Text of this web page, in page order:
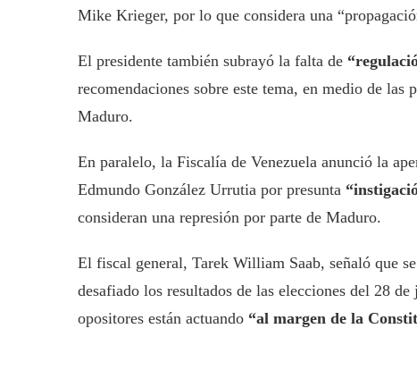
Mike Krieger, por lo que considera una
El presidente también subrayó la falta de
recomendaciones sobre este tema, en medio de
Maduro.
En paralelo, la Fiscalía de Venezuela anunció la
Edmundo González Urrutia por presunta
consideran una represión por parte de Maduro.
El fiscal general, Tarek William Saab, señaló que
desafiado los resultados de las elecciones del 28
opositores están actuando “al margen de la